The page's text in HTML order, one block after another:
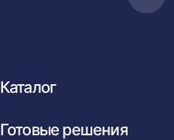
в
Каталог
Готовые решения